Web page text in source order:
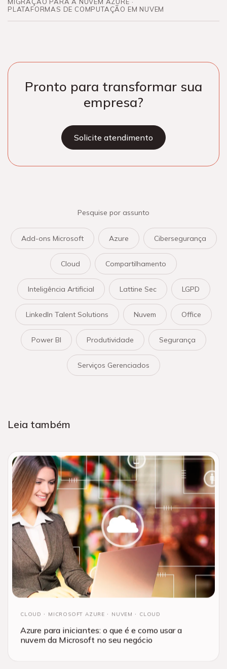
MIGRAÇÃO PARA A NUVEM AZURE
PLATAFORMAS DE COMPUTAÇÃO EM NUVEM
Pronto para transformar sua
empresa?
Solicite atendimento
Pesquise por assunto
Add-ons Microsoft Azure Cibersegurança
Cloud Compartilhamento
Inteligência Artificial Lattine Sec LGPD
LinkedIn Talent Solutions Nuvem Office
Power BI Produtividade Segurança
Serviços Gerenciados
Leia também
CLOUD MICROSOFT AZURE NUVEM CLOUD
Azure para iniciantes: o que é e como usar a
nuvem da Microsoft no seu negócio